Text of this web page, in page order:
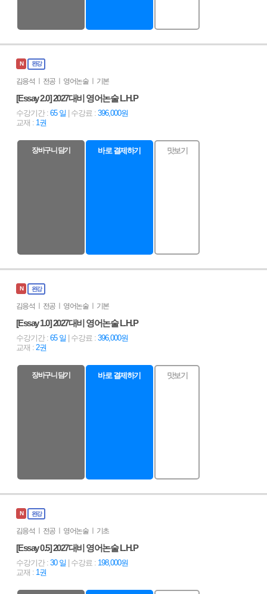
N 완강
김응석 ㅣ 전공 ㅣ 영어논술 ㅣ 기본
[Essay 2.0] 2027대비 영어논술 L.H.P
수강기간 : 65 일 | 수강료 : 396,000원
교재 : 1권
장바구니 담기 바로 결제하기 맛보기
N 완강
김응석 ㅣ 전공 ㅣ 영어논술 ㅣ 기본
[Essay 1.0] 2027대비 영어논술 L.H.P
수강기간 : 65 일 | 수강료 : 396,000원
교재 : 2권
장바구니 담기 바로 결제하기 맛보기
N 완강
김응석 ㅣ 전공 ㅣ 영어논술 ㅣ 기초
[Essay 0.5] 2027대비 영어논술 L.H.P
수강기간 : 30 일 | 수강료 : 198,000원
교재 : 1권